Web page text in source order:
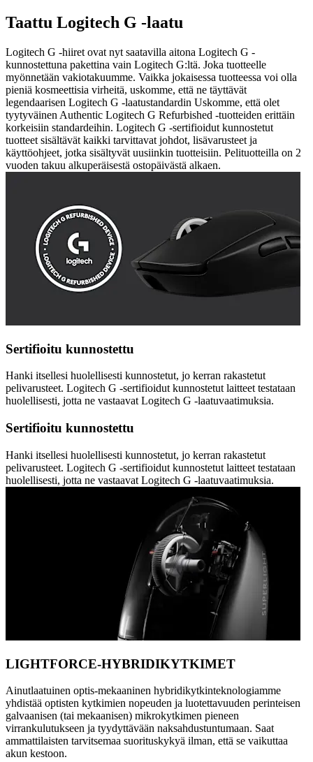
Taattu Logitech G -laatu
Logitech G -hiiret ovat nyt saatavilla aitona Logitech G -
kunnostettuna pakettina vain Logitech G:ltä. Joka tuotteelle
myönnetään vakiotakuumme. Vaikka jokaisessa tuotteessa voi olla
pieniä kosmeettisia virheitä, uskomme, että ne täyttävät
legendaarisen Logitech G -laatustandardin Uskomme, että olet
tyytyväinen Authentic Logitech G Refurbished -tuotteiden erittäin
korkeisiin standardeihin. Logitech G -sertifioidut kunnostetut
tuotteet sisältävät kaikki tarvittavat johdot, lisävarusteet ja
käyttöohjeet, jotka sisältyvät uusiinkin tuotteisiin. Pelituotteilla on 2
vuoden takuu alkuperäisestä ostopäivästä alkaen.
Sertifioitu kunnostettu
Hanki itsellesi huolellisesti kunnostetut, jo kerran rakastetut
pelivarusteet. Logitech G -sertifioidut kunnostetut laitteet testataan
huolellisesti, jotta ne vastaavat Logitech G -laatuvaatimuksia.
Sertifioitu kunnostettu
Hanki itsellesi huolellisesti kunnostetut, jo kerran rakastetut
pelivarusteet. Logitech G -sertifioidut kunnostetut laitteet testataan
huolellisesti, jotta ne vastaavat Logitech G -laatuvaatimuksia.
LIGHTFORCE-HYBRIDIKYTKIMET
Ainutlaatuinen optis-mekaaninen hybridikytkinteknologiamme
yhdistää optisten kytkimien nopeuden ja luotettavuuden perinteisen
galvaanisen (tai mekaanisen) mikrokytkimen pieneen
virrankulutukseen ja tyydyttävään naksahdustuntumaan. Saat
ammattilaisten tarvitsemaa suorituskykyä ilman, että se vaikuttaa
akun kestoon.